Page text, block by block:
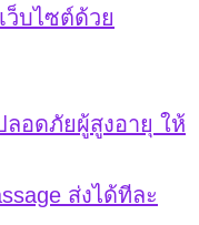
ว็บไซต์ด้วย
อดภัยผู้สูงอายุ ให้
ส่งได้ทีละ